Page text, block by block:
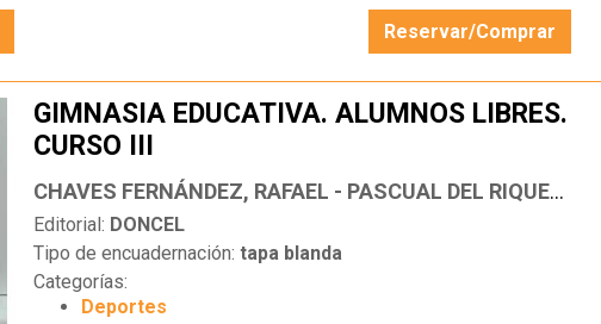
Reservar/Comprar
GIMNASIA EDUCATIVA. ALUMNOS LIBRES.
CURSO III
CHAVES FERNÁNDEZ, RAFAEL - PASCUAL DEL RIQUELME, ANTONIO
Editorial: DONCEL
Tipo de encuadernación: tapa blanda
Categorías:
Deportes